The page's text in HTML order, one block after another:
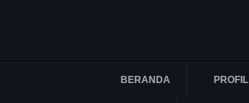
BERANDA PROFIL